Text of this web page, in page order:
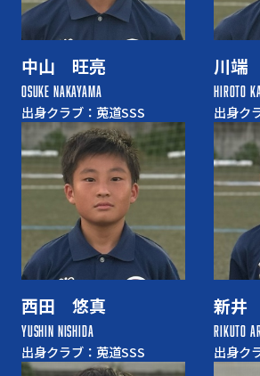
中山 旺亮
OSUKE NAKAYAMA
出身クラブ：莵道SSS
川端
HIROTO
出身ク
西田 悠真
YUSHIN NISHIDA
出身クラブ：莵道SSS
新井
RIKUTO
出身ク